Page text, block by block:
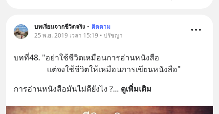
บทเรียนจากชีวิตจริง • ติดตาม
25 พ.ย. 2019 เวลา 15:19 • ปรัชญา
บทที่48. "อย่าใช้ชีวิตเหมือนการอ่านหนังสือ
                 แต่จงใช้ชีวิตให้เหมือนการเขียนหนังสือ"
การอ่านหนังสือมันไม่ดียังไง ?... ดูเพิ่มเติม